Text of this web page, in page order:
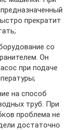
прекратит
со
Он
при подаче
на способ
труб. При
проблема не
достаточно